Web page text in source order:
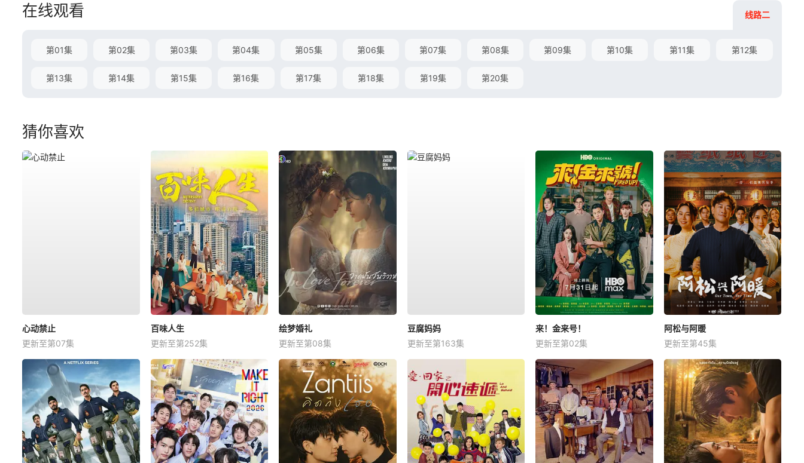
在线观看 线路二
第01集 第02集 第03集 第04集 第05集 第06集 第07集 第08集 第09集 第10集 第11集 第12集
第13集 第14集 第15集 第16集 第17集 第18集 第19集 第20集
猜你喜欢
心动禁止
更新至第07集
百味人生
更新至第252集
绘梦婚礼
更新至第08集
豆腐妈妈
更新至第163集
来！金来号！
更新至第02集
阿松与阿暖
更新至第45集